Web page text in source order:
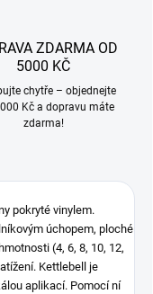
ZDARMA OD
5000 KČ
chytře – objednejte
Kč a dopravu máte
zdarma!
pokryté vinylem.
úchopem, ploché
(4, 6, 8, 10, 12,
Kettlebell je
aplikací. Pomocí ní